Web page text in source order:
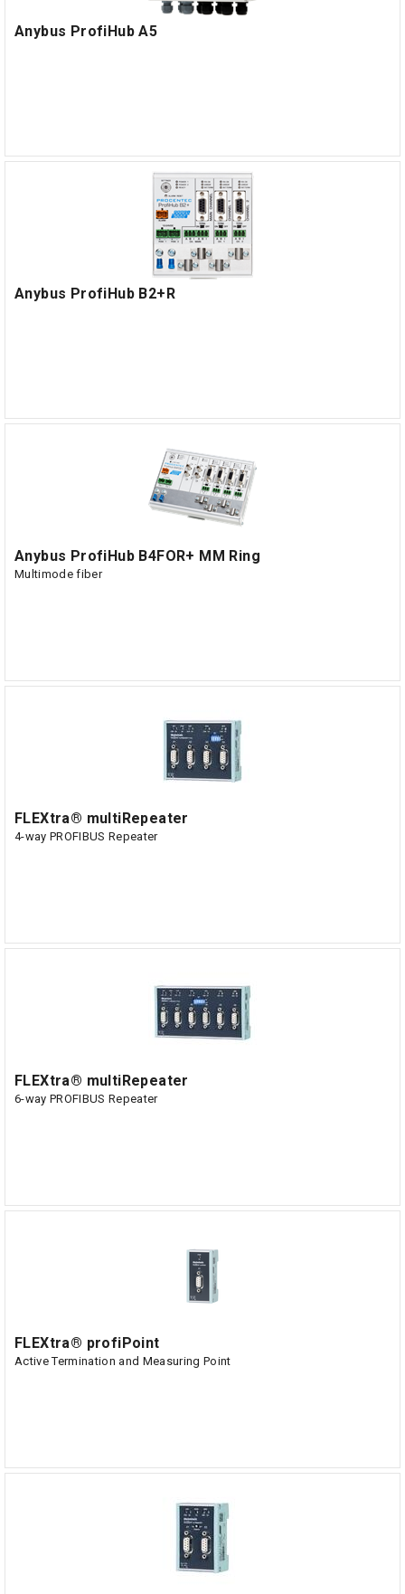
Anybus ProfiHub A5
Anybus ProfiHub B2+R
Anybus ProfiHub B4FOR+ MM Ring
Multimode fiber
FLEXtra® multiRepeater
4-way PROFIBUS Repeater
FLEXtra® multiRepeater
6-way PROFIBUS Repeater
FLEXtra® profiPoint
Active Termination and Measuring Point